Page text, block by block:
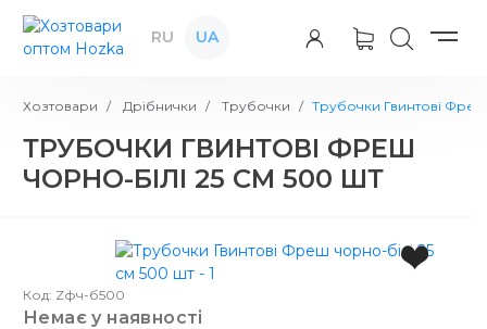
RU UA
Хозтовари Дрібнички Трубочки Трубочки Гвинтові
ТРУБОЧКИ ГВИНТОВІ ФРЕШ
ЧОРНО-БІЛІ 25 СМ 500 ШТ
Код: Zфч-б500
немає у наявності